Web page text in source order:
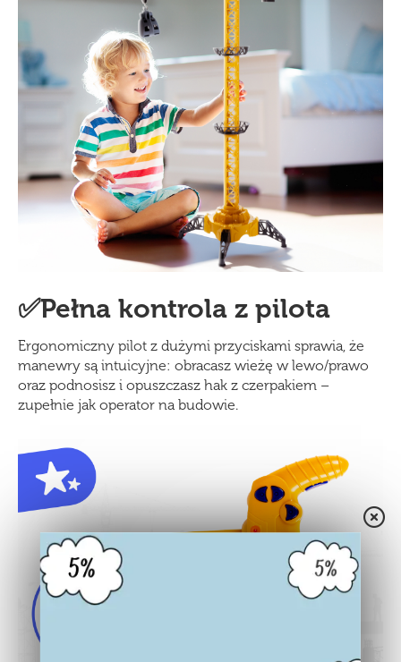
✅Pełna kontrola z pilota
Ergonomiczny pilot z dużymi przyciskami sprawia, że
manewry są intuicyjne: obracasz wieżę w lewo/prawo
oraz podnosisz i opuszczasz hak z czerpakiem –
zupełnie jak operator na budowie.